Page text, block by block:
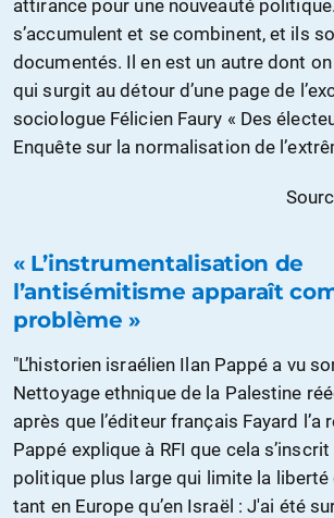
attirance pour une nouveauté
s’accumulent et se combinent, et ils
documentés. Il en est un autre dont
qui surgit au détour d’une page de
sociologue Félicien Faury « Des
Enquête sur la normalisation de
« L’instrumentalisation de
l’antisémitisme apparaît
problème »
"L’historien israélien Ilan Pappé a vu
Nettoyage ethnique de la Palestine
après que l’éditeur français Fayard l’a
Pappé explique à RFI que cela
politique plus large qui limite la liberté
tant en Europe qu’en Israël : J'ai été